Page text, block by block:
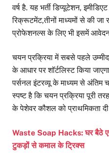
वर्ष है. यह भर्ती डिप्यूटेशन,
रिक्रूटमेंट,तीनों माध्यमों से की
प्रोफेशनल्स के लिए भी इसमें
चयन प्रक्रिया में सबसे पहले
के आधार पर शॉर्टलिस्ट किया
पर्सनल इंटरव्यू के माध्यम से
स्पष्ट है कि चयन प्रक्रिया पूरी
के पेशेवर कौशल को प्राथमिकता दी
Waste Soap Hacks: घर बैठे
टुकड़ों से कमाल के ट्रिक्स